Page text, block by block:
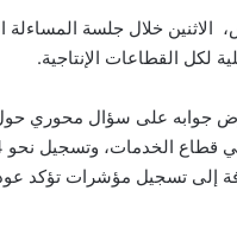
لكل القطاعات الإنتاجية.
على سؤال محوري حول
إلى تسجيل مؤشرات تؤكد